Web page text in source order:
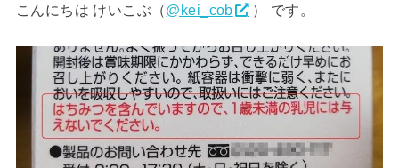
こんにちは けいこぶ（@kei_cob ） です。